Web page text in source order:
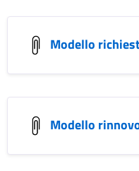
Modello
Modello